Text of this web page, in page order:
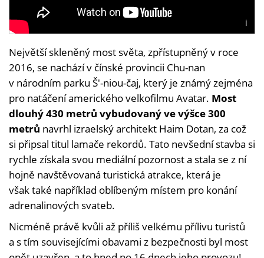
i
Foto:
Největší skleněný most světa, zpřístupněný v roce
2016, se nachází v čínské provincii Chu-nan
v národním parku Š'-niou-čaj, který je známý zejména
pro natáčení amerického velkofilmu Avatar. Most
dlouhý 430 metrů vybudovaný ve výšce 300
metrů navrhl izraelský architekt Haim Dotan, za což
si připsal titul lamače rekordů. Tato nevšední stavba si
rychle získala svou mediální pozornost a stala se z ní
hojně navštěvovaná turistická atrakce, která je
však také například oblíbeným místem pro konání
adrenalinových svateb.
Nicméně právě kvůli až příliš velkému přílivu turistů
a s tím souvisejícími obavami z bezpečnosti byl most